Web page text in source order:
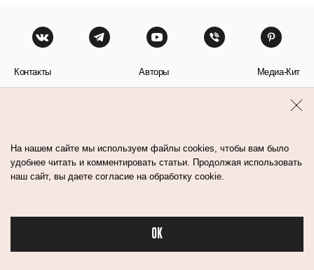
Бьюти в спорте
Контакты Авторы Медиа-Кит
На нашем сайте мы используем файлы cookies, чтобы вам было
удобнее читать и комментировать статьи. Продолжая использовать
наш сайт, вы даете согласие на обработку cookie.
OK